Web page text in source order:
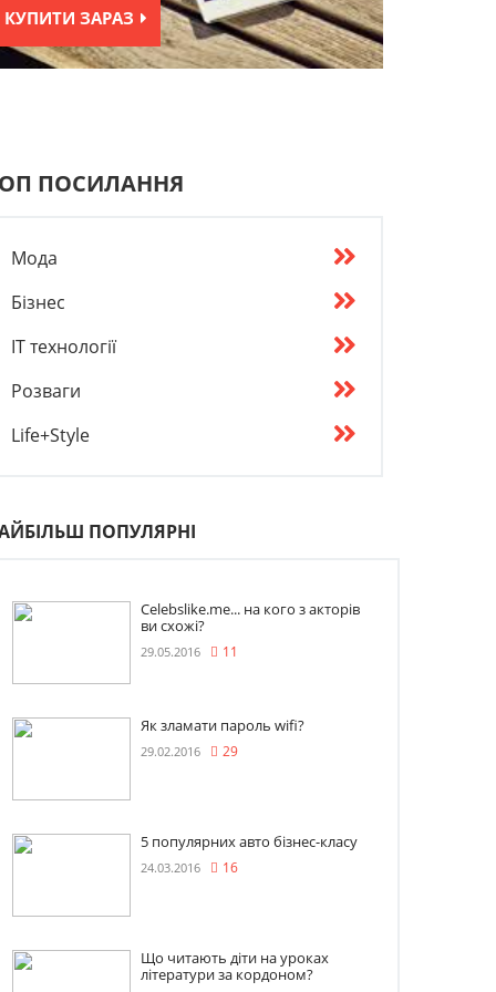
КУПИТИ ЗАРАЗ
ПОСИЛАННЯ
Мода
Бізнес
IT технології
Розваги
Life+Style
ПОПУЛЯРНІ
Celebslike.me... на кого з акторів
ви схожі?
29.05.2016 11
Як зламати пароль wifi?
29.02.2016 29
5 популярних авто бізнес-класу
24.03.2016 16
Що читають діти на уроках
літератури за кордоном?